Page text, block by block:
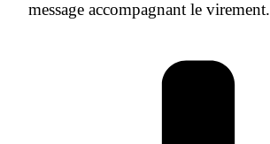
message accompagnant le virement.